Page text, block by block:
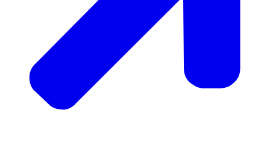
In een andere ruimte zit de Nederlandse
Jonathan achter zijn laptop te werken. Hij
neemt een slok koffie wanneer zijn telefoon
over gaat.
Voice-overs van verschillende talking head
mensen (politie, OM, Microsoft-expert, etc.)